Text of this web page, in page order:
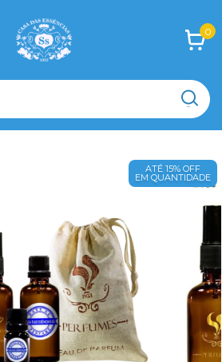
0
ATÉ 15% OFF
EM QUANTIDADE